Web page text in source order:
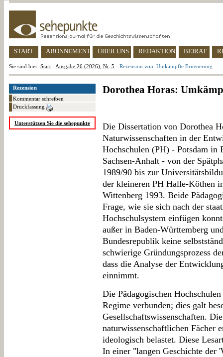
START ABONNEMENT ÜBER UNS REDAKTION BEIRAT
Sie sind hier: Start - Ausgabe 26 (2026), Nr. 5 - Rezension von: Umkämpfte Erneuerung
Rezension
Kommentar schreiben
Druckfassung
Unterstützen Sie die sehepunkte
Dorothea Horas:
Die Dissertation von Dorothea
Naturwissenschaften in der
Hochschulen (PH) - Potsdam in
Sachsen-Anhalt - von der
1989/90 bis zur
der kleineren PH Halle-Köthen
Wittenberg 1993. Beide
Frage, wie sie sich nach der
Hochschulsystem einfügen
außer in Baden-Württemberg
Bundesrepublik keine
schwierige Gründungsprozess
dass die Analyse der
einnimmt.
Die Pädagogischen
Regime verbunden; dies galt
Gesellschaftswissenschaften.
naturwissenschaftlichen Fächer
ideologisch belastet. Diese
In einer "langen Geschichte der